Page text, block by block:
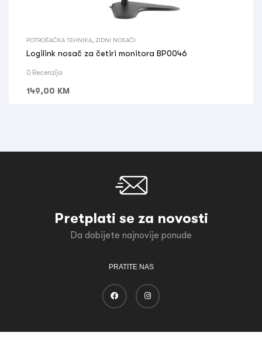
POTROŠAČKA TEHNIKA ZIDNI NOSAČI
Logilink nosač za četiri monitora BP0046
0 Recenzija
149,00 KM
Pretplati se za novosti
Da dobijete najnovije ponude
PRATITE NAS